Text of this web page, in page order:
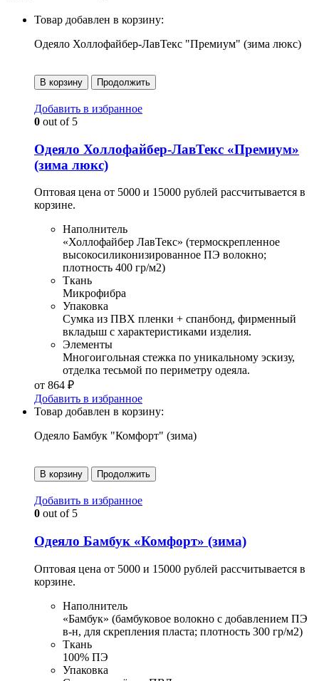
Товар добавлен в корзину:
Одеяло Холлофайбер-ЛавТекс "Премиум" (зима люкс)
В корзину Продолжить
Добавить в избранное
0 out of 5
Одеяло Холлофайбер-ЛавТекс «Премиум»
(зима люкс)
Оптовая цена от 5000 и 15000 рублей рассчитывается в
корзине.
Наполнитель
«Холлофайбер ЛавТекс» (термоскрепленное
высокосиликонизированное ПЭ волокно;
плотность 400 гр/м2)
Ткань
Микрофибра
Упаковка
Сумка из ПВХ пленки + спанбонд, фирменный
вкладыш с характеристиками изделия.
Элементы
Многоигольная стежка по уникальному эскизу,
отделка тесьмой по периметру одеяла.
от 864 ₽
Добавить в избранное
Товар добавлен в корзину:
Одеяло Бамбук "Комфорт" (зима)
В корзину Продолжить
Добавить в избранное
0 out of 5
Одеяло Бамбук «Комфорт» (зима)
Оптовая цена от 5000 и 15000 рублей рассчитывается в
корзине.
Наполнитель
«Бамбук» (бамбуковое волокно с добавлением ПЭ
в-н, для скрепления пласта; плотность 300 гр/м2)
Ткань
100% ПЭ
Упаковка